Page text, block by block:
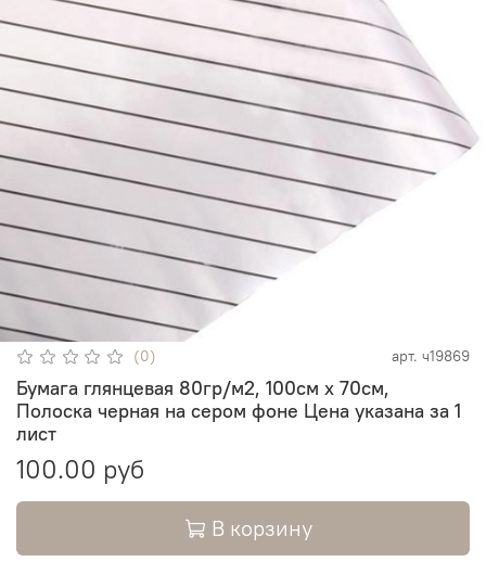
(0) арт. ч19869
Бумага глянцевая 80гр/м2, 100см х 70см,
Полоска черная на сером фоне Цена указана за 1
лист
100.00 руб
В корзину